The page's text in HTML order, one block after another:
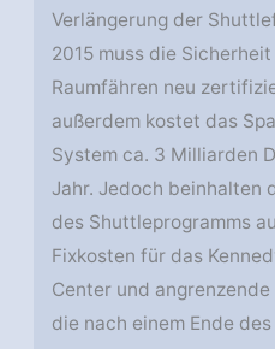
Verlängerung der
2015 muss die
Raumfähren neu
außerdem kostet das
System ca. 3 Milliarden
Jahr. Jedoch beinhalten
des Shuttleprogramms
Fixkosten für das
Center und angrenzende
die nach einem Ende des